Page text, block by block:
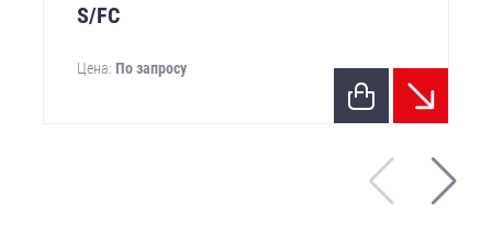
S/FС
Цена: По запросу